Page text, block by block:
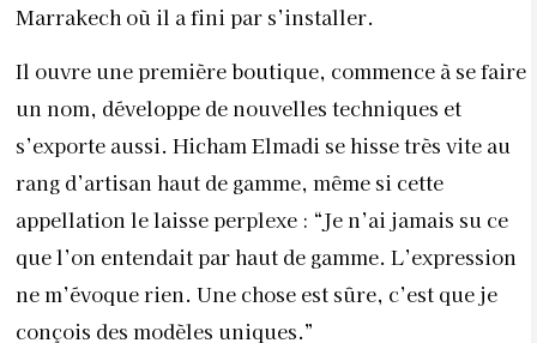
Marrakech où il a fini par s’installer.
Il ouvre une première boutique, commence à se faire
un nom, développe de nouvelles techniques et
s’exporte aussi. Hicham Elmadi se hisse très vite au
rang d’artisan haut de gamme, même si cette
appellation le laisse perplexe : “Je n’ai jamais su ce
que l’on entendait par haut de gamme. L’expression
ne m’évoque rien. Une chose est sûre, c’est que je
conçois des modèles uniques.”